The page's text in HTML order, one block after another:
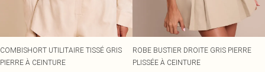
COMBISHORT UTILITAIRE TISSÉ GRIS
PIERRE À CEINTURE
ROBE BUSTIER DROITE GRIS PIERRE
PLISSÉE À CEINTURE